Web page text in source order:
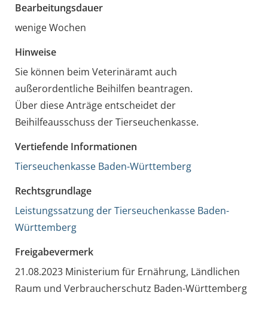
Bearbeitungsdauer
wenige Wochen
Hinweise
Sie können beim Veterinäramt auch
außerordentliche Beihilfen beantragen.
Über diese Anträge entscheidet der
Beihilfeausschuss der Tierseuchenkasse.
Vertiefende Informationen
Tierseuchenkasse Baden-Württemberg
Rechtsgrundlage
Leistungssatzung der Tierseuchenkasse Baden-
Württemberg
Freigabevermerk
21.08.2023 Ministerium für Ernährung, Ländlichen
Raum und Verbraucherschutz Baden-Württemberg